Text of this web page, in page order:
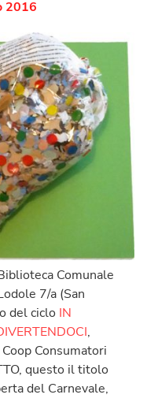
2016
Comunale
7/a (San
del ciclo IN
,
Consumatori
questo il titolo
del Carnevale,